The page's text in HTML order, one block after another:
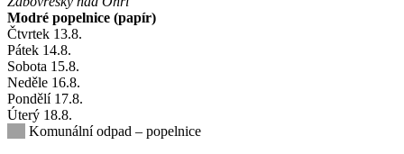
Modré popelnice (papír)
Čtvrtek 13.8.
Pátek 14.8.
Sobota 15.8.
Neděle 16.8.
Pondělí 17.8.
Úterý 18.8.
Komunální odpad – popelnice